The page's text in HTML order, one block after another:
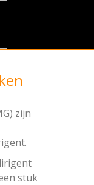
zijn
stuk